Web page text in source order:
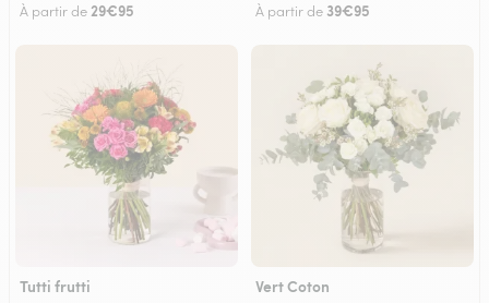
À partir de29€95 À partir de 39€95
Tutti frutti Vert Coton